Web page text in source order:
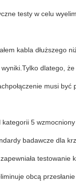
testy w celu
kabla dłuższego
dlatego,
musi
5
badawcze dla
testowanie
obcą